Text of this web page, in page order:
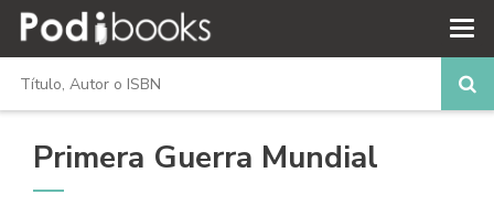
Primera Guerra Mundial